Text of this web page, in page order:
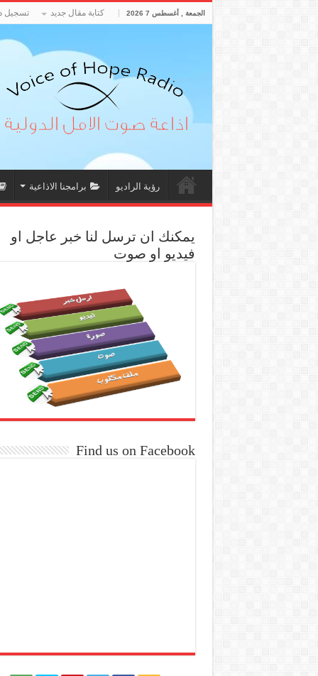
الجمعة , أغسطس 7 2026 كتابة مقال جديد تسجيل
رؤية الراديو برامجنا الاذاعية
يمكنك ان ترسل لنا خبر عاجل او
فيديو او صوت
Find us on Facebook